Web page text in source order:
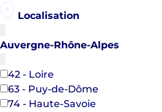
Localisation
Auvergne-Rhône-Alpes
42 - Loire
63 - Puy-de-Dôme
74 - Haute-Savoie